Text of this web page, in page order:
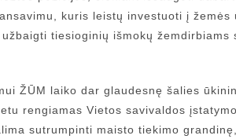
kuris leistų investuoti į
tiesioginių išmokų žemdirbiams
ŽŪM laiko dar glaudesnę šalies
rengiamas Vietos savivaldos
sutrumpinti maisto tiekimo